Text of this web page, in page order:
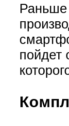
Раньше
пойдет